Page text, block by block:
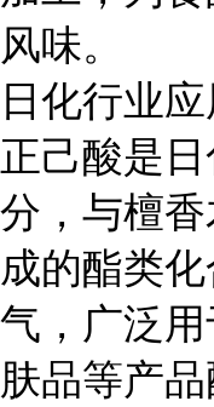
风味。
日化行业应
正己酸是
分，与檀
成的酯类
气，广泛
肤品等产